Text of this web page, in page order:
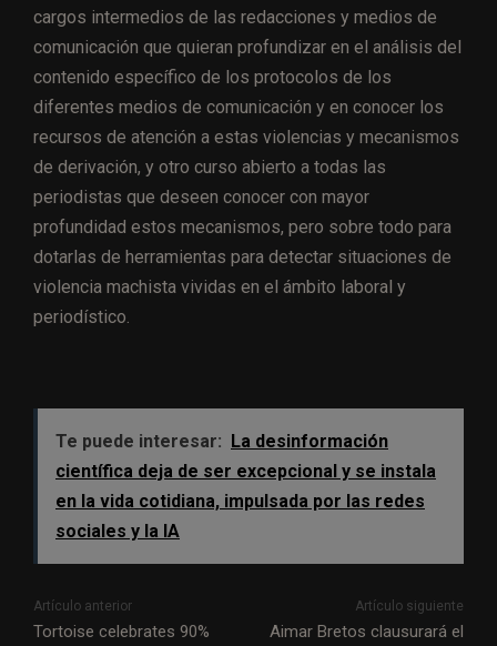
cargos intermedios de las redacciones y medios de
comunicación que quieran profundizar en el análisis del
contenido específico de los protocolos de los
diferentes medios de comunicación y en conocer los
recursos de atención a estas violencias y mecanismos
de derivación, y otro curso abierto a todas las
periodistas que deseen conocer con mayor
profundidad estos mecanismos, pero sobre todo para
dotarlas de herramientas para detectar situaciones de
violencia machista vividas en el ámbito laboral y
periodístico.
Te puede interesar: La desinformación
científica deja de ser excepcional y se instala
en la vida cotidiana, impulsada por las redes
sociales y la IA
Artículo anterior
Tortoise celebrates 90%
Artículo siguiente
Aimar Bretos clausurará el